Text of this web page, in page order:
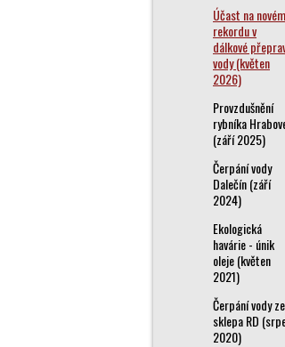
Účast na novém
rekordu v
dálkové
vody (květen
2026)
Provzdušnění
rybníka
(září 2025)
Čerpání vody
Dalečín (září
2024)
Ekologická
havárie - únik
oleje (květen
2021)
Čerpání vody ze
sklepa RD
2020)